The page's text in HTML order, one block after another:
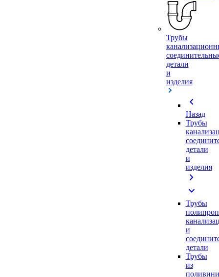
Трубы
детали
и
изделия
chevron_left
Назад
Трубы
детали
и
изделия
chevron_right
expand_more
Трубы
и
детали
Трубы
из